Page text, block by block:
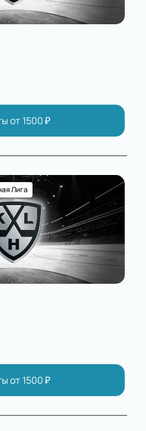
места на самые
от 1500₽
Лига
от 1500₽